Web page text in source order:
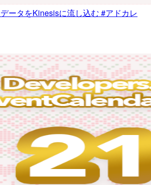
ータをKinesisに流し込む #アドカレ